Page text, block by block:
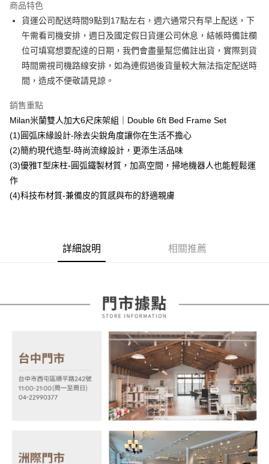
合作金庫商業銀行
華南商業銀行
彰化商業銀行
上海商業儲蓄銀行
台北富邦商業銀行
國泰世華商業銀行
兆豐國際商業銀行
臺灣中小企業銀行
台中商業銀行
匯豐（台灣）商業銀行
聯邦商業銀行
元大商業銀行
台新國際商業銀行
中國信託商業銀行
台灣樂天信用卡公司
6 期 0 利率 每期
華南商業銀行
彰化商業銀行
上海商業儲蓄銀行
台北富邦商業銀行
國泰世華商業銀行
兆豐國際商業銀行
臺灣中小企業銀行
聯邦商業銀行
元大商業銀行
永豐商業銀行
玉山商業銀行
星展（台灣）商業銀行
台灣樂天信用卡公司
LINE Pay
Apple Pay
街口支付
悠遊付
Google Pay
【大哥付你分期使用說明】
1.本服務由台灣大哥大提供，台灣大哥大用戶可立即使用無須另外申請。
2.付款方式選擇「大哥付你分期」，訂單成立後會自動跳轉到大哥付的交易
消。如遇「轉專審核」未通過狀況，表示未達大哥付你分期系統評分，恕無
2.透過簡訊連結打開帳單後，可選擇「超商條碼／台灣大直營門市／銀行轉
帳／街口支付／iPASS MONEY」等通路繳費。
1.本服務係由「台灣大哥大股份有限公司」（以下簡稱本公司）所提供，讓
用戶於交易時，得透過本服務購買商品或服務，並由商店將買賣／分期付款
買賣價金債權讓與本公司後，依約使用本公司帳單繳交帳款。
2.基於同意付款使用「大哥付你分期」之契約關係目的，商店將以您的個人
資料（包含姓名、電話或地址）提供予台灣大哥大進項蒐集、處理及利用，
由本公司與您本人進行分期帳單所需資料之確認、核對及更正。
3.完整用戶服務條款，請詳閱以下連結：
https://oppay.tw/userRule
AFTEE先享後付
相關說明
１．簡單：不需註冊會員、不需綁卡、不需儲值。
２．便利：只要手機號碼，簡訊認證，即可結帳。
３．安心：先確認商品／服務後，再付款。
１．於結帳方式選擇「AFTEE先享後付」後，將跳轉至「AFTEE先享後付」
結帳頁面，進行簡訊認證並確認金額後，即可完成結帳。
２．訂單成立數日內，您將收到繳費通知簡訊。
ATM／網路銀行／等多元方式進行付款，方視為交易完成。
※ 請注意：結帳手續完成當下不需立刻繳費，但若您需要取消訂單，請聯絡
購買商品的店家。未經商家同意取消之訂單仍視為有效，需透過AFTEE先享
※ 交易是否成功請以「AFTEE先享後付 」之結帳頁面顯示為準，若有關於
是否繳費成功／繳費後需取消欲退款等相關疑問，請聯繫「AFTEE先享後付
https://netprotections.freshdesk.com/support/home
１．透過由恩沛科技股份有限公司提供之「AFTEE先享後付」服務完成之交
易，需依本服務之必要範圍內提供個人資料，並將交易相關給付款項請求債
權轉讓予恩沛科技股份有限公司。
商品特色
貨運公司配送時間9點到17點左右，週六通常只有早上配送，下
午需看司機安排，週日及國定假日貨運公司休息，結帳時備註欄
位可填寫想要配達的日期，我們會盡量幫您備註出貨，實際到貨
時間需視司機路線安排，如為連假過後貨量較大無法指定配送時
間，造成不便敬請見諒。
銷售重點
Milan米蘭雙人加大6尺床架組｜Double 6ft Bed Frame Set
(1)圓弧床緣設計-除去尖銳角度讓你在生活不擔心
(2)簡約現代造型-時尚流線設計，更添生活品味
(3)優雅T型床柱-圓弧鐵製材質，加高空間，掃地機器人也能輕鬆運
作
(4)科技布材質-兼備皮的質感與布的舒適親膚
詳細說明 相關推薦